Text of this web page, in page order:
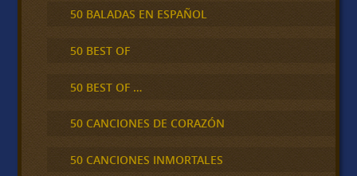
50 BALADAS EN ESPAÑOL
50 BEST OF
50 BEST OF …
50 CANCIONES DE CORAZÓN
50 CANCIONES INMORTALES